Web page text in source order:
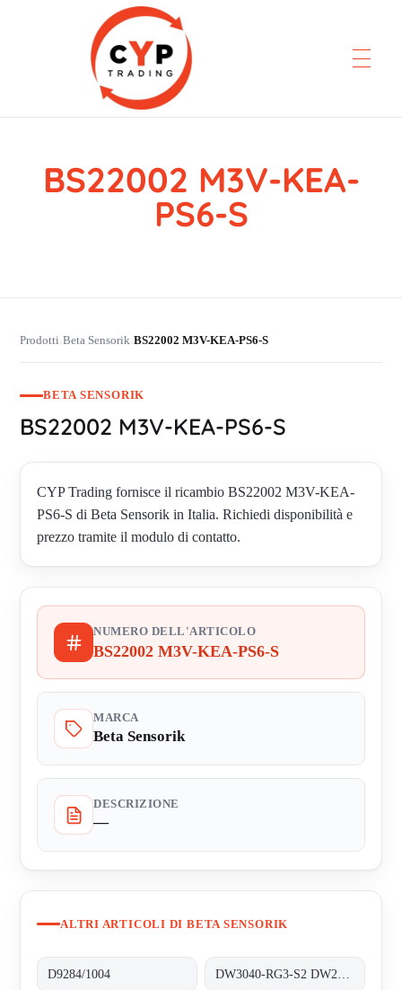
CYP Trading
Professionelle Ersatzteilbeschaffung
BS22002 M3V-KEA-
PS6-S
Prodotti›Beta Sensorik›BS22002 M3V-KEA-PS6-S
BETA SENSORIK
BS22002 M3V-KEA-PS6-S
CYP Trading fornisce il ricambio BS22002 M3V-KEA-
PS6-S di Beta Sensorik in Italia. Richiedi disponibilità e
prezzo tramite il modulo di contatto.
NUMERO DELL'ARTICOLO
BS22002 M3V-KEA-PS6-S
MARCA
Beta Sensorik
DESCRIZIONE
—
ALTRI ARTICOLI DI BETA SENSORIK
D9284/1004